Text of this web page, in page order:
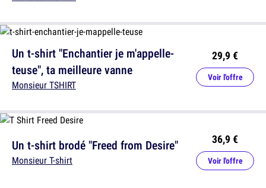
Un t-shirt brodé "Freed from Desire"
Monsieur T-shirt
36,9 €
Voir l'offre
Un t-shirt "Enchantier je m'appelle-
teuse", ta meilleure vanne
Monsieur TSHIRT
29,9 €
Voir l'offre